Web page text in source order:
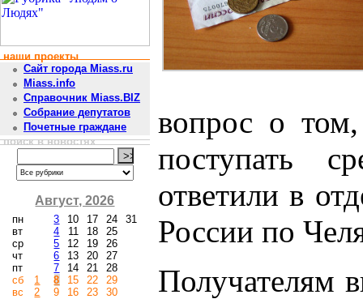
наши проекты
Сайт города Miass.ru
Miass.info
Справочник Miass.BIZ
Собрание депутатов
Почетные граждане
поиск в новостях
Август, 2026
пн
вт
ср
чт
пт
сб
вс
1
2
3
4
5
6
7
8
9
10
11
12
13
14
15
16
17
18
19
20
21
22
23
24
25
26
27
28
29
30
31
вопрос о
поступать
ответили в
России по
Получателям